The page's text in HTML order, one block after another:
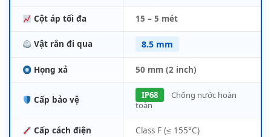
Cột áp tối đa 15 – 5 mét
Vật rắn đi qua 8.5 mm
Họng xả 50 mm (2 inch)
Cấp bảo vệ IP68
Chống nước hoàn
toàn
Cấp cách điện Class F (≤ 155°C)